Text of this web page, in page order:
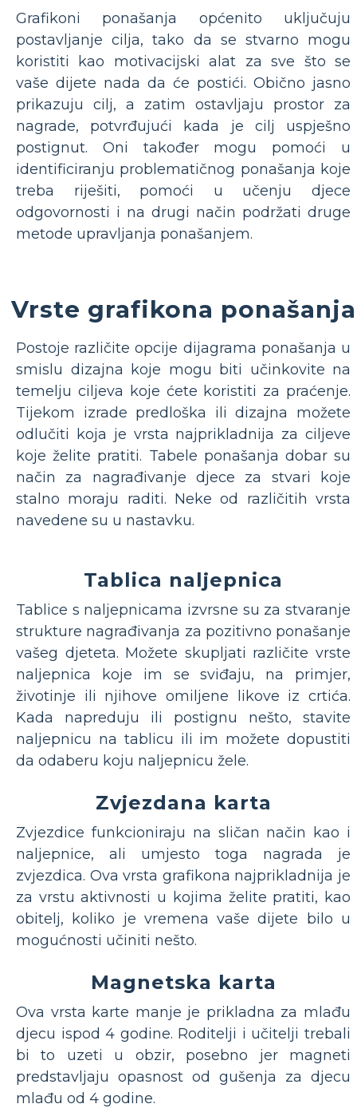
Grafikoni ponašanja općenito uključuju
postavljanje cilja, tako da se stvarno mogu
koristiti kao motivacijski alat za sve što se
vaše dijete nada da će postići. Obično jasno
prikazuju cilj, a zatim ostavljaju prostor za
nagrade, potvrđujući kada je cilj uspješno
postignut. Oni također mogu pomoći u
identificiranju problematičnog ponašanja koje
treba riješiti, pomoći u učenju djece
odgovornosti i na drugi način podržati druge
metode upravljanja ponašanjem.
Vrste grafikona ponašanja
Postoje različite opcije dijagrama ponašanja u
smislu dizajna koje mogu biti učinkovite na
temelju ciljeva koje ćete koristiti za praćenje.
Tijekom izrade predloška ili dizajna možete
odlučiti koja je vrsta najprikladnija za ciljeve
koje želite pratiti. Tabele ponašanja dobar su
način za nagrađivanje djece za stvari koje
stalno moraju raditi. Neke od različitih vrsta
navedene su u nastavku.
Tablica naljepnica
Tablice s naljepnicama izvrsne su za stvaranje
strukture nagrađivanja za pozitivno ponašanje
vašeg djeteta. Možete skupljati različite vrste
naljepnica koje im se sviđaju, na primjer,
životinje ili njihove omiljene likove iz crtića.
Kada napreduju ili postignu nešto, stavite
naljepnicu na tablicu ili im možete dopustiti
da odaberu koju naljepnicu žele.
Zvjezdana karta
Zvjezdice funkcioniraju na sličan način kao i
naljepnice, ali umjesto toga nagrada je
zvjezdica. Ova vrsta grafikona najprikladnija je
za vrstu aktivnosti u kojima želite pratiti, kao
obitelj, koliko je vremena vaše dijete bilo u
mogućnosti učiniti nešto.
Magnetska karta
Ova vrsta karte manje je prikladna za mlađu
djecu ispod 4 godine. Roditelji i učitelji trebali
bi to uzeti u obzir, posebno jer magneti
predstavljaju opasnost od gušenja za djecu
mlađu od 4 godine.